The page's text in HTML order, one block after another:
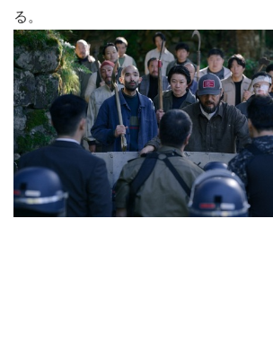
る。